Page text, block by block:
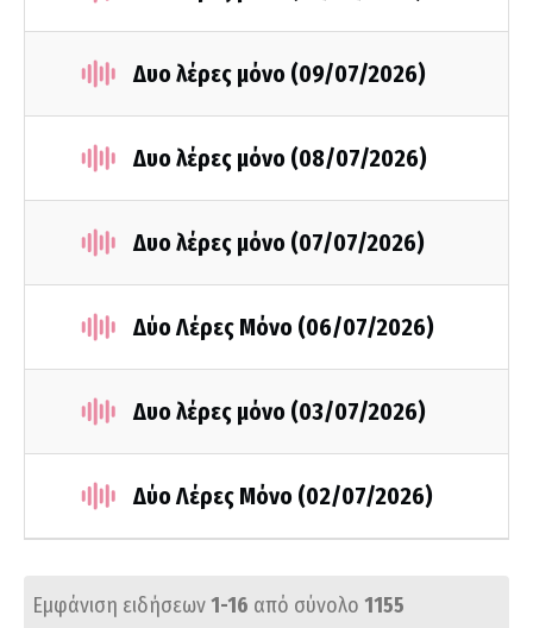
Δυο λέρες μόνο (09/07/2026)
Δυο λέρες μόνο (08/07/2026)
Δυο λέρες μόνο (07/07/2026)
Δύο Λέρες Μόνο (06/07/2026)
Δυο λέρες μόνο (03/07/2026)
Δύο Λέρες Μόνο (02/07/2026)
Εμφάνιση ειδήσεων1-16 από σύνολο 1155